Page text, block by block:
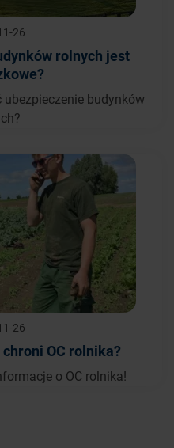
26
rolnych jest
budynków
26
OC rolnika?
o OC rolnika!